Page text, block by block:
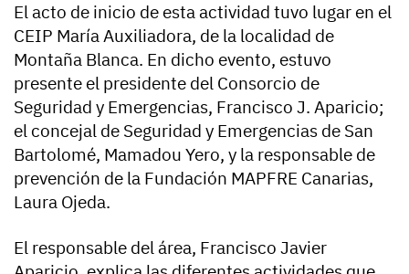
El acto de inicio de esta actividad tuvo lugar en el
CEIP María Auxiliadora, de la localidad de
Montaña Blanca. En dicho evento, estuvo
presente el presidente del Consorcio de
Seguridad y Emergencias, Francisco J. Aparicio;
el concejal de Seguridad y Emergencias de San
Bartolomé, Mamadou Yero, y la responsable de
prevención de la Fundación MAPFRE Canarias,
Laura Ojeda.
El responsable del área, Francisco Javier